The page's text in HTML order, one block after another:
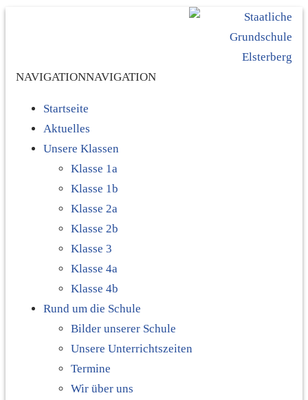
NAVIGATIONNAVIGATION
Startseite
Aktuelles
Unsere Klassen
Klasse 1a
Klasse 1b
Klasse 2a
Klasse 2b
Klasse 3
Klasse 4a
Klasse 4b
Rund um die Schule
Bilder unserer Schule
Unsere Unterrichtszeiten
Termine
Wir über uns